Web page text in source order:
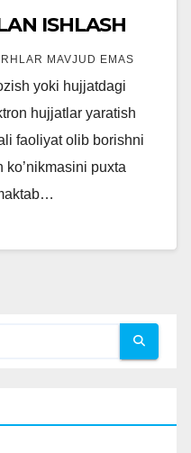
ISHLASH
MAVJUD EMAS
yoki hujjatdagi
hujjatlar yaratish
faoliyat olib borishni
puxta